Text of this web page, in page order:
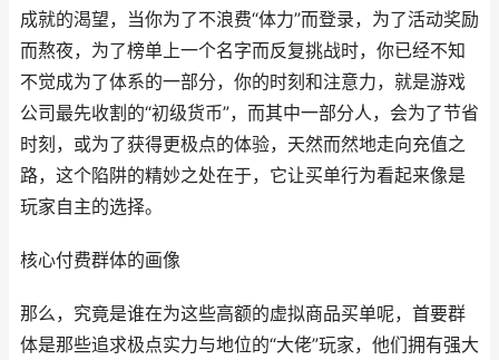
成就的渴望，当你为了不浪费“体力”而登录，为了活动奖励
而熬夜，为了榜单上一个名字而反复挑战时，你已经不知
不觉成为了体系的一部分，你的时刻和注意力，就是游戏
公司最先收割的“初级货币”，而其中一部分人，会为了节省
时刻，或为了获得更极点的体验，天然而然地走向充值之
路，这个陷阱的精妙之处在于，它让买单行为看起来像是
玩家自主的选择。
核心付费群体的画像
那么，究竟是谁在为这些高额的虚拟商品买单呢，首要群
体是那些追求极点实力与地位的“大佬”玩家，他们拥有强大